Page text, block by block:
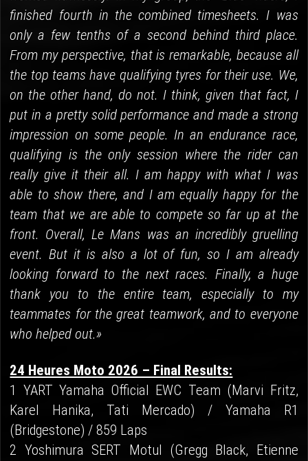
finished fourth in the combined timesheets. I was
only a few tenths of a second behind third place.
From my perspective, that is remarkable, because all
the top teams have qualifying tyres for their use. We,
on the other hand, do not. I think, given that fact, I
put in a pretty solid performance and made a strong
impression on some people. In an endurance race,
qualifying is the only session where the rider can
really give it their all. I am happy with what I was
able to show there, and I am equally happy for the
team that we are able to compete so far up at the
front. Overall, Le Mans was an incredibly gruelling
event. But it is also a lot of fun, so I am already
looking forward to the next races. Finally, a huge
thank you to the entire team, especially to my
teammates for the great teamwork, and to everyone
who helped out.»
24 Heures Moto 2026 – Final Results:
1 YART Yamaha Official EWC Team (Marvi Fritz,
Karel Hanika, Tati Mercado) / Yamaha R1
(Bridgestone) / 859 Laps
2 Yoshimura SERT Motul (Gregg Black, Etienne